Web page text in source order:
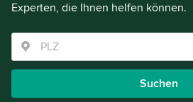
Experten, die Ihnen helfen können.
Suchen